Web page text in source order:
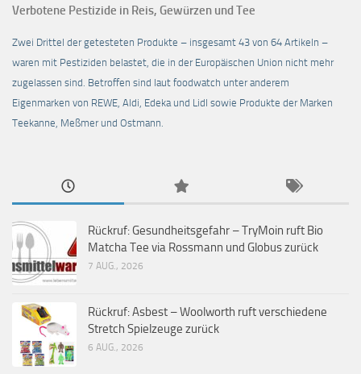
Verbotene Pestizide in Reis, Gewürzen und Tee
Zwei Drittel der getesteten Produkte – insgesamt 43 von 64 Artikeln –
waren mit Pestiziden belastet, die in der Europäischen Union nicht mehr
zugelassen sind. Betroffen sind laut foodwatch unter anderem
Eigenmarken von REWE, Aldi, Edeka und Lidl sowie Produkte der Marken
Teekanne, Meßmer und Ostmann.
Rückruf: Gesundheitsgefahr – TryMoin ruft Bio
Matcha Tee via Rossmann und Globus zurück
7 AUG., 2026
Rückruf: Asbest – Woolworth ruft verschiedene
Stretch Spielzeuge zurück
6 AUG., 2026